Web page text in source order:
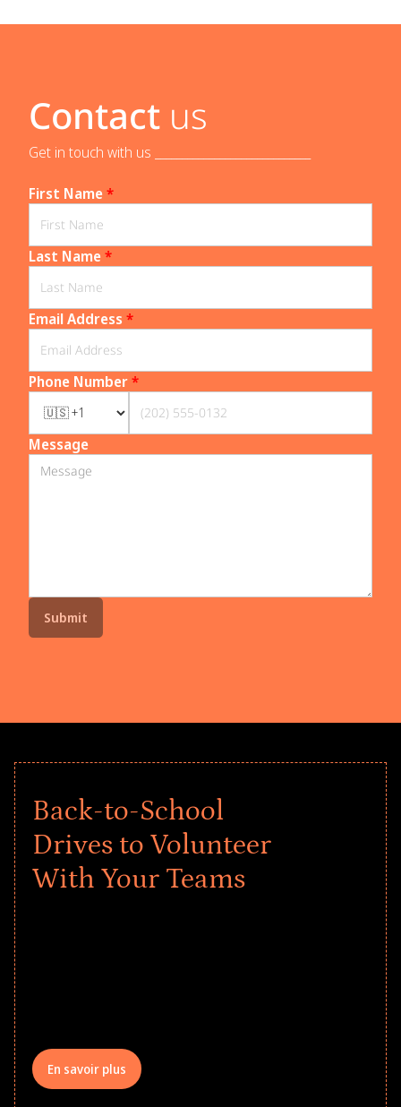
Contact us
Get in touch with us _____________________________
First Name*
Last Name*
Email Address *
Phone Number*
Message
Back-to-School
Drives to Volunteer
With Your Teams
En savoir plus